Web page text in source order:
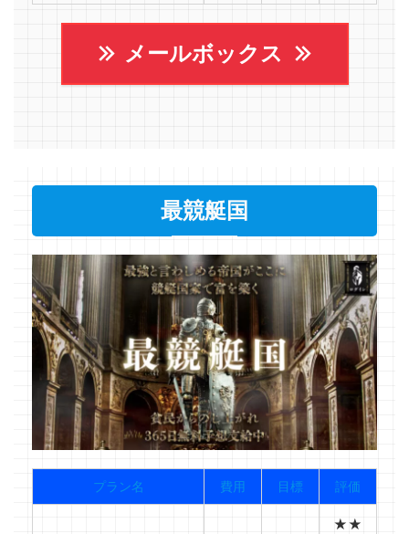
メールボックス
最競艇国
プラン名 費用 目標 評価
★★